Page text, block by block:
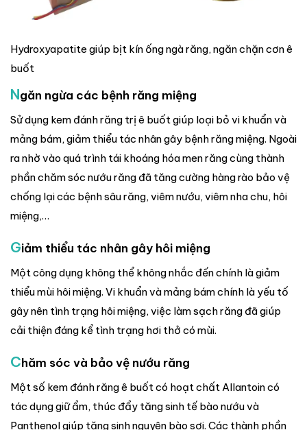
Hydroxyapatite giúp bịt kín ống ngà răng, ngăn chặn cơn ê
buốt
Ngăn ngừa các bệnh răng miệng
Sử dụng kem đánh răng trị ê buốt giúp loại bỏ vi khuẩn và
mảng bám, giảm thiểu tác nhân gây bệnh răng miệng. Ngoài
ra nhờ vào quá trình tái khoáng hóa men răng cùng thành
phần chăm sóc nướu răng đã tăng cường hàng rào bảo vệ
chống lại các bệnh sâu răng, viêm nướu, viêm nha chu, hôi
miệng,…
Giảm thiểu tác nhân gây hôi miệng
Một công dụng không thể không nhắc đến chính là giảm
thiểu mùi hôi miệng. Vi khuẩn và mảng bám chính là yếu tố
gây nên tình trạng hôi miệng, việc làm sạch răng đã giúp
cải thiện đáng kể tình trạng hơi thở có mùi.
Chăm sóc và bảo vệ nướu răng
Một số kem đánh răng ê buốt có hoạt chất Allantoin có
tác dụng giữ ẩm, thúc đẩy tăng sinh tế bào nướu và
Panthenol giúp tăng sinh nguyên bào sợi. Các thành phần